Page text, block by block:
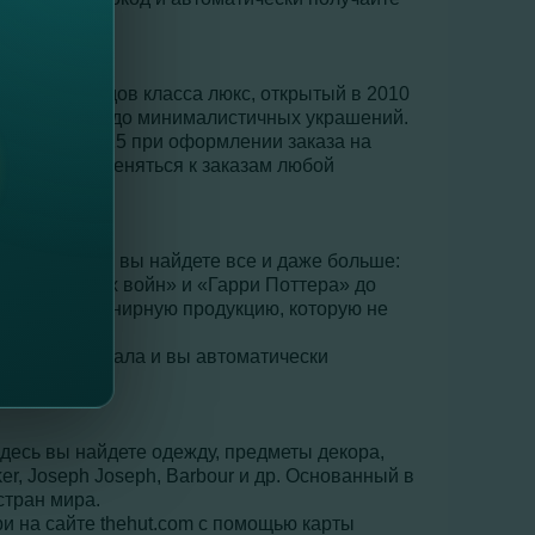
брендов класса люкс, открытый в 2010
сумок до минималистичных украшений.
при оформлении заказа на
применяться к заказам любой
Здесь вы найдете все и даже больше:
«Звездных войн» и «Гарри Поттера» до
сувенирную продукцию, которую не
номинала и вы автоматически
вы найдете одежду, предметы декора,
Joseph Joseph, Barbour и др. Основанный в
мира.
на сайте thehut.com с помощью карты